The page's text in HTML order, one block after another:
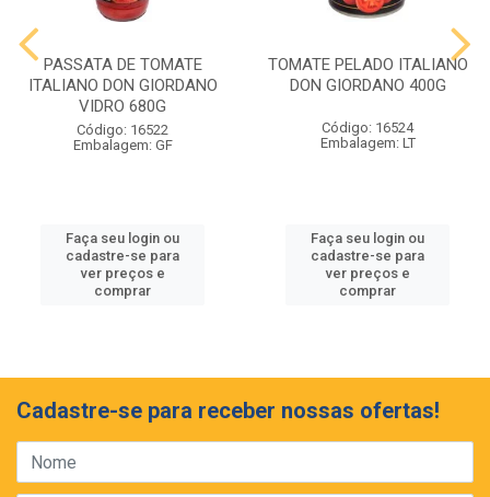
PASSATA DE TOMATE
ITALIANO DON GIORDANO
VIDRO 680G
Código: 16522
Embalagem: GF
Faça seu login ou
cadastre-se para
ver preços e
comprar
TOMATE PELADO ITALIANO
DON GIORDANO 400G
Código: 16524
Embalagem: LT
Faça seu login ou
cadastre-se para
ver preços e
comprar
Cadastre-se para receber nossas ofertas!